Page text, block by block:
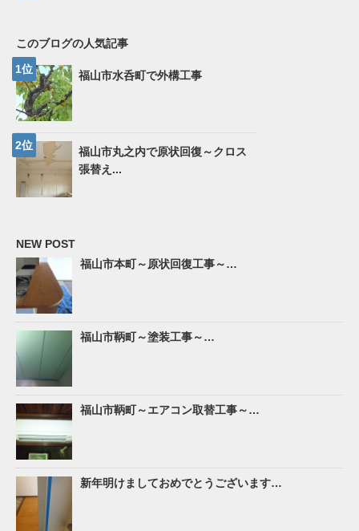
このブログの人気記事
福山市水呑町で外構工事
福山市丸之内で原状回復～クロス
張替え...
NEW POST
福山市本町～原状回復工事～…
福山市鞆町～塗装工事～…
福山市鞆町～エアコン取替工事～…
新年明けましておめでとうございます…